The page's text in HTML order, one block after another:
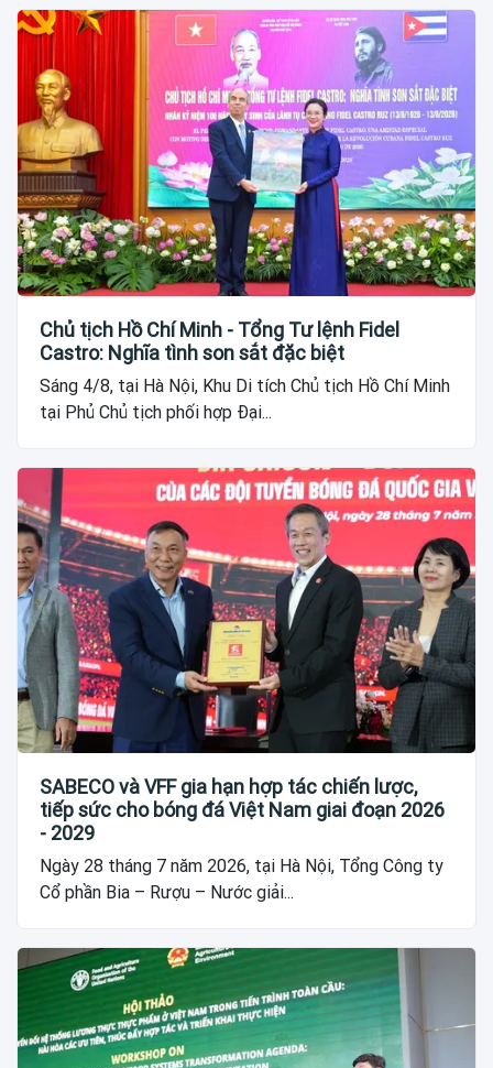
Chủ tịch Hồ Chí Minh - Tổng Tư lệnh Fidel
Castro: Nghĩa tình son sắt đặc biệt
Sáng 4/8, tại Hà Nội, Khu Di tích Chủ tịch Hồ Chí Minh
tại Phủ Chủ tịch phối hợp Đại...
SABECO và VFF gia hạn hợp tác chiến lược,
tiếp sức cho bóng đá Việt Nam giai đoạn 2026
- 2029
Ngày 28 tháng 7 năm 2026, tại Hà Nội, Tổng Công ty
Cổ phần Bia – Rượu – Nước giải...